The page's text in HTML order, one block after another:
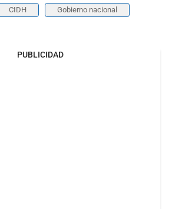
CIDH Gobierno nacional
PUBLICIDAD